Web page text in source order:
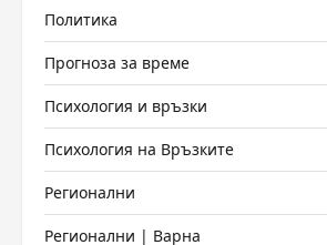
Политика
Прогноза за време
Психология и връзки
Психология на Връзките
Регионални
Регионални | Варна